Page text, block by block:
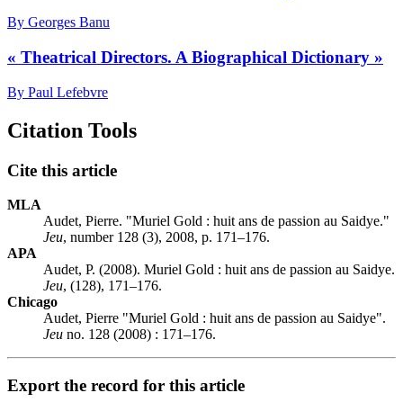
By Georges Banu
« Theatrical Directors. A Biographical Dictionary »
By Paul Lefebvre
Citation Tools
Cite this article
MLA
Audet, Pierre. "Muriel Gold : huit ans de passion au Saidye."
Jeu, number 128 (3), 2008, p. 171–176.
APA
Audet, P. (2008). Muriel Gold : huit ans de passion au Saidye.
Jeu, (128), 171–176.
Chicago
Audet, Pierre "Muriel Gold : huit ans de passion au Saidye".
Jeu no. 128 (2008) : 171–176.
Export the record for this article